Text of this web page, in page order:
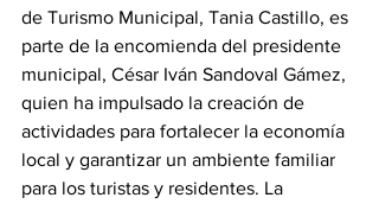
de Turismo Municipal, Tania Castillo, es
parte de la encomienda del presidente
municipal, César Iván Sandoval Gámez,
quien ha impulsado la creación de
actividades para fortalecer la economía
local y garantizar un ambiente familiar
para los turistas y residentes. La